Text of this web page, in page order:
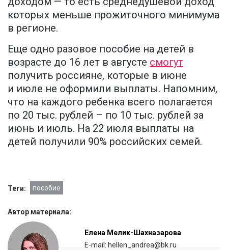
которых меньше прожиточного минимума
в регионе.
Еще одно разовое пособие на детей в
возрасте до 16 лет в августе смогут
получить россияне, которые в июне
и июле не оформили выплаты. Напомним,
что на каждого ребенка всего полагается
по 20 тыс. рублей – по 10 тыс. рублей за
июнь и июль. На 22 июля выплаты на
детей получили 90% российских семей.
Теги: пособие
Автор материала:
Елена Мелик-Шахназарова
E-mail: hellen_andrea@bk.ru